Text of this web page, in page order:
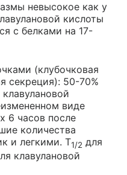
невысокое как у
кислоты
с белками на 17-
(клубочковая
секреция): 50-70%
виде
6 часов после
количества
и легкими. T1/2 для
клавулановой